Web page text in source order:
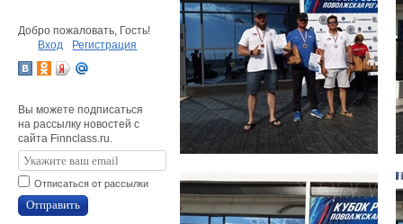
Добро пожаловать, Гость!
Вход
Регистрация
Вы можете подписаться
на рассылку новостей с
сайта Finnclass.ru.
Отписаться от рассылки
Отправить